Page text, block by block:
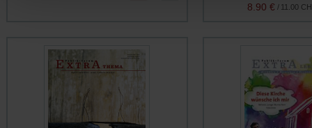
11.00
/
8.90 €